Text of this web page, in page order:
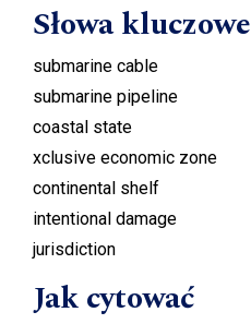
Słowa kluczowe
submarine cable
submarine pipeline
coastal state
xclusive economic zone
continental shelf
intentional damage
jurisdiction
Jak cytować